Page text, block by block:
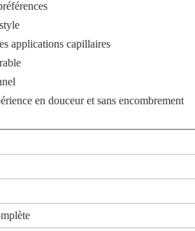
applications capillaires
en douceur et sans encombrement